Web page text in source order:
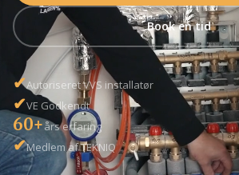
Book en tid
✔Autoriseret VVS installatør
✔VE Godkendt
60+års erfaring
✔Medlem af TEKNIQ